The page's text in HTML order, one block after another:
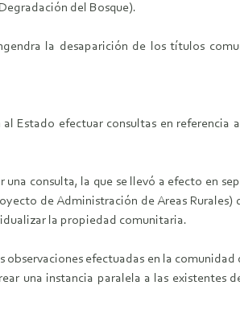
del Bosque).
la desaparición de los títulos
Estado efectuar consultas en referencia
consulta, la que se llevó a efecto en
de Administración de Areas Rurales)
la propiedad comunitaria.
efectuadas en la
una instancia paralela a las existentes